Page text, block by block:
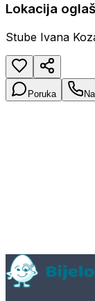
Lokacija
Stube Ivana
Poruka